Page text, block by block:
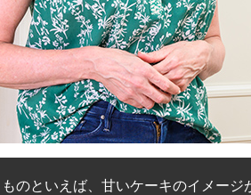
のといえば、甘いケーキのイメー